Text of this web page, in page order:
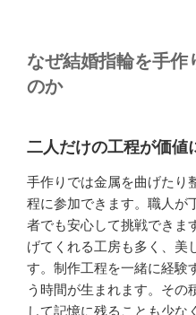
なぜ結婚指輪を手作
のか
二人だけの工程が価値
手作りでは金属を曲げたり
程に参加できます。職人が
者でも安心して挑戦できま
げてくれる工房も多く、美
す。制作工程を一緒に経験
う時間が生まれます。その
して記憶に残ることも少な